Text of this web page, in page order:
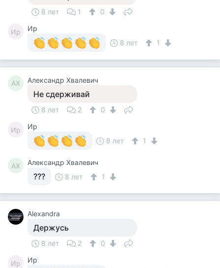
8 лет 1 0
Ир
Ир
8 лет
1
АХ Александр Хвалевич
Не сдерживай
8 лет 2 0
Ир
Ир
8 лет
1
АХ Александр Хвалевич
??? 8 лет 1
Alexandra
Держусь
8 лет 2 0
Ир
Ир